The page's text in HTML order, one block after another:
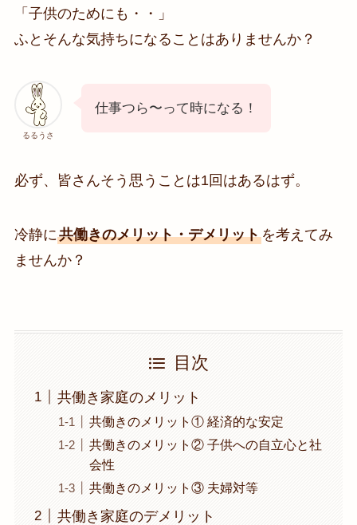
「子供のためにも・・」
ふとそんな気持ちになることはありませんか？
るるうさ
仕事つら〜って時になる！
必ず、皆さんそう思うことは1回はあるはず。
冷静に共働きのメリット・デメリットを考えてみ
ませんか？
目次
共働き家庭のメリット
共働きのメリット① 経済的な安定
共働きのメリット② 子供への自立心と社
会性
共働きのメリット③ 夫婦対等
共働き家庭のデメリット